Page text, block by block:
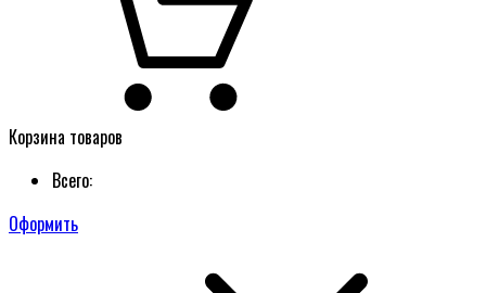
Корзина товаров
Всего:
Оформить